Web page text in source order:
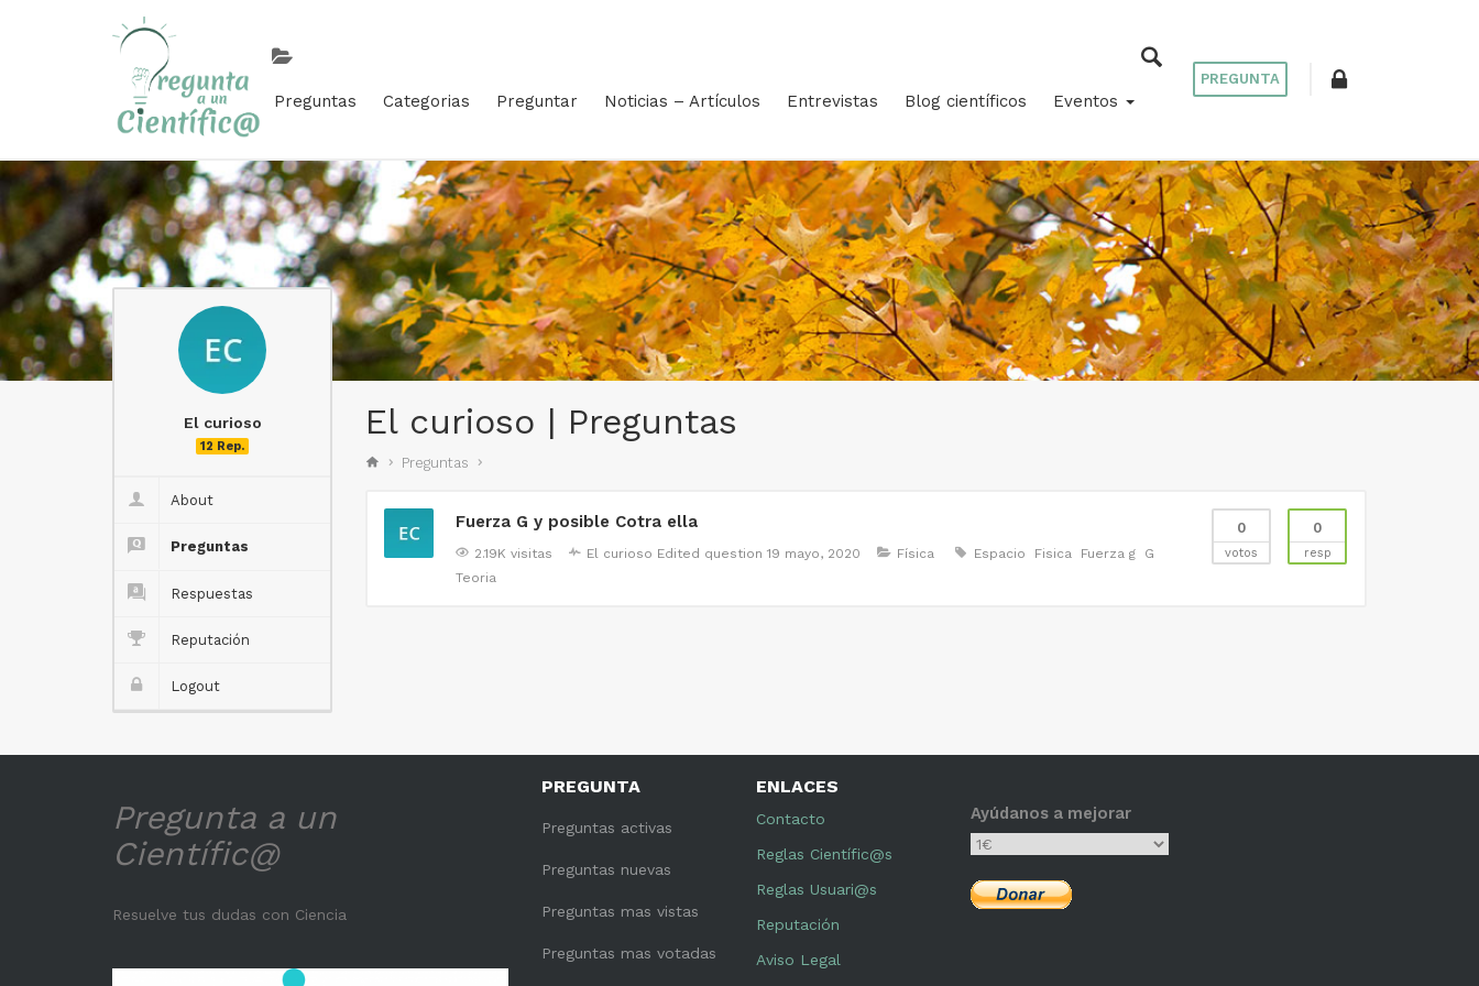
Preguntas Categorias Preguntar Noticias – Artículos Entrevistas Blog científicos Eventos
PREGUNTA
El curioso | Preguntas
El curioso
12 Rep.
About
Preguntas
Respuestas
Reputación
Logout
Preguntas
0
votos
0
resp
Fuerza G y posible Cotra ella
2.19K visitas El curioso Edited question19 mayo, 2020 Física Espacio Fisica Fuerza g
G
Teoria
Pregunta a un
Científic@
Resuelve tus dudas con Ciencia
PREGUNTA
Preguntas activas
Preguntas nuevas
Preguntas mas vistas
Preguntas mas votadas
ENLACES
Contacto
Reglas Científic@s
Reglas Usuari@s
Reputación
Aviso Legal
Ayúdanos a mejorar